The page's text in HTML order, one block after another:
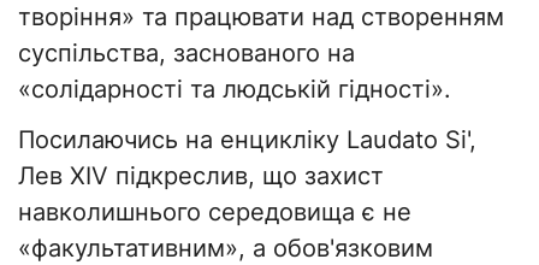
творіння» та працювати над створенням
суспільства, заснованого на
«солідарності та людській гідності».
Посилаючись на енцикліку Laudato Si',
Лев XIV підкреслив, що захист
навколишнього середовища є не
«факультативним», а обов'язковим